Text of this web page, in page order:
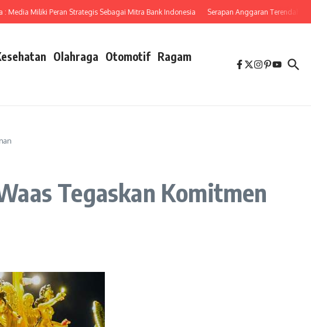
Miliki Peran Strategis Sebagai Mitra Bank Indonesia Serapan Anggaran Terendah,
Olahraga Otomotif Ragam
Tegaskan Komitmen